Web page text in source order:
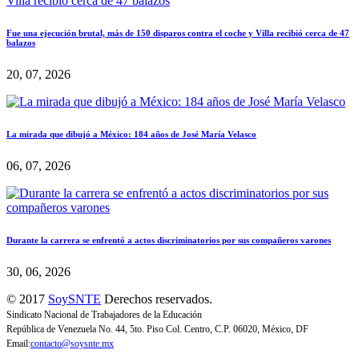
Fue una ejecución brutal, más de 150 disparos contra el coche y Villa recibió cerca de 47
balazos
20, 07, 2026
La mirada que dibujó a México: 184 años de José María Velasco
06, 07, 2026
Durante la carrera se enfrentó a actos discriminatorios por sus compañeros varones
30, 06, 2026
© 2017 SoySNTE Derechos reservados.
Sindicato Nacional de Trabajadores de la Educación
República de Venezuela No. 44, 5to. Piso Col. Centro, C.P. 06020, México, DF
Email:contacto@soysnte.mx